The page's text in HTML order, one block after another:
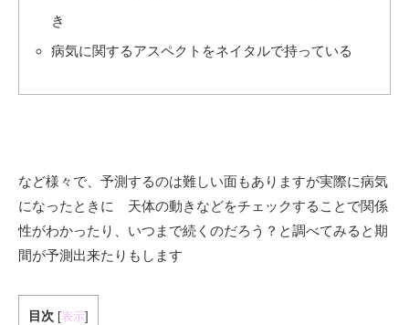
き
病気に関するアスペクトをネイタルで持っている
など様々で、予測するのは難しい面もありますが実際に病気
になったときに 天体の動きなどをチェックすることで関係
性がわかったり、いつまで続くのだろう？と調べてみると期
間が予測出来たりもします
目次 [表示]